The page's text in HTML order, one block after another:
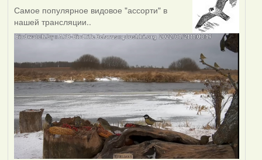
Самое популярное видовое "ассорти" в
нашей трансляции..